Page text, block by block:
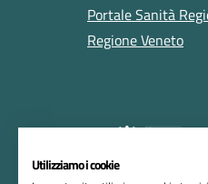
Portale Sanità
Regione Veneto
Utilizziamo i cookie